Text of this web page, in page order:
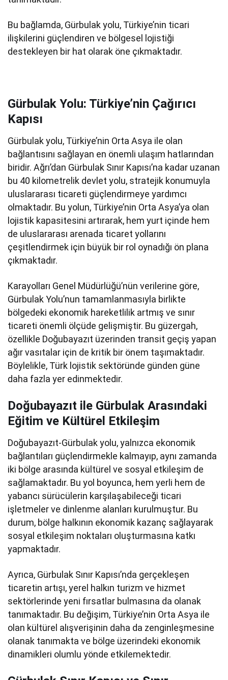
Bu bağlamda, Gürbulak yolu, Türkiye’nin ticari
ilişkilerini güçlendiren ve bölgesel lojistiği
destekleyen bir hat olarak öne çıkmaktadır.
Gürbulak Yolu: Türkiye’nin Çağırıcı
Kapısı
Gürbulak yolu, Türkiye’nin Orta Asya ile olan
bağlantısını sağlayan en önemli ulaşım hatlarından
biridir. Ağrı’dan Gürbulak Sınır Kapısı’na kadar uzanan
bu 40 kilometrelik devlet yolu, stratejik konumuyla
uluslararası ticareti güçlendirmeye yardımcı
olmaktadır. Bu yolun, Türkiye’nin Orta Asya’ya olan
lojistik kapasitesini artırarak, hem yurt içinde hem
de uluslararası arenada ticaret yollarını
çeşitlendirmek için büyük bir rol oynadığı ön plana
çıkmaktadır.
Karayolları Genel Müdürlüğü’nün verilerine göre,
Gürbulak Yolu’nun tamamlanmasıyla birlikte
bölgedeki ekonomik hareketlilik artmış ve sınır
ticareti önemli ölçüde gelişmiştir. Bu güzergah,
özellikle Doğubayazıt üzerinden transit geçiş yapan
ağır vasıtalar için de kritik bir önem taşımaktadır.
Böylelikle, Türk lojistik sektöründe günden güne
daha fazla yer edinmektedir.
Doğubayazıt ile Gürbulak Arasındaki
Eğitim ve Kültürel Etkileşim
Doğubayazıt-Gürbulak yolu, yalnızca ekonomik
bağlantıları güçlendirmekle kalmayıp, aynı zamanda
iki bölge arasında kültürel ve sosyal etkileşim de
sağlamaktadır. Bu yol boyunca, hem yerli hem de
yabancı sürücülerin karşılaşabileceği ticari
işletmeler ve dinlenme alanları kurulmuştur. Bu
durum, bölge halkının ekonomik kazanç sağlayarak
sosyal etkileşim noktaları oluşturmasına katkı
yapmaktadır.
Ayrıca, Gürbulak Sınır Kapısı’nda gerçekleşen
ticaretin artışı, yerel halkın turizm ve hizmet
sektörlerinde yeni fırsatlar bulmasına da olanak
tanımaktadır. Bu değişim, Türkiye’nin Orta Asya ile
olan kültürel alışverişinin daha da zenginleşmesine
olanak tanımakta ve bölge üzerindeki ekonomik
dinamikleri olumlu yönde etkilemektedir.